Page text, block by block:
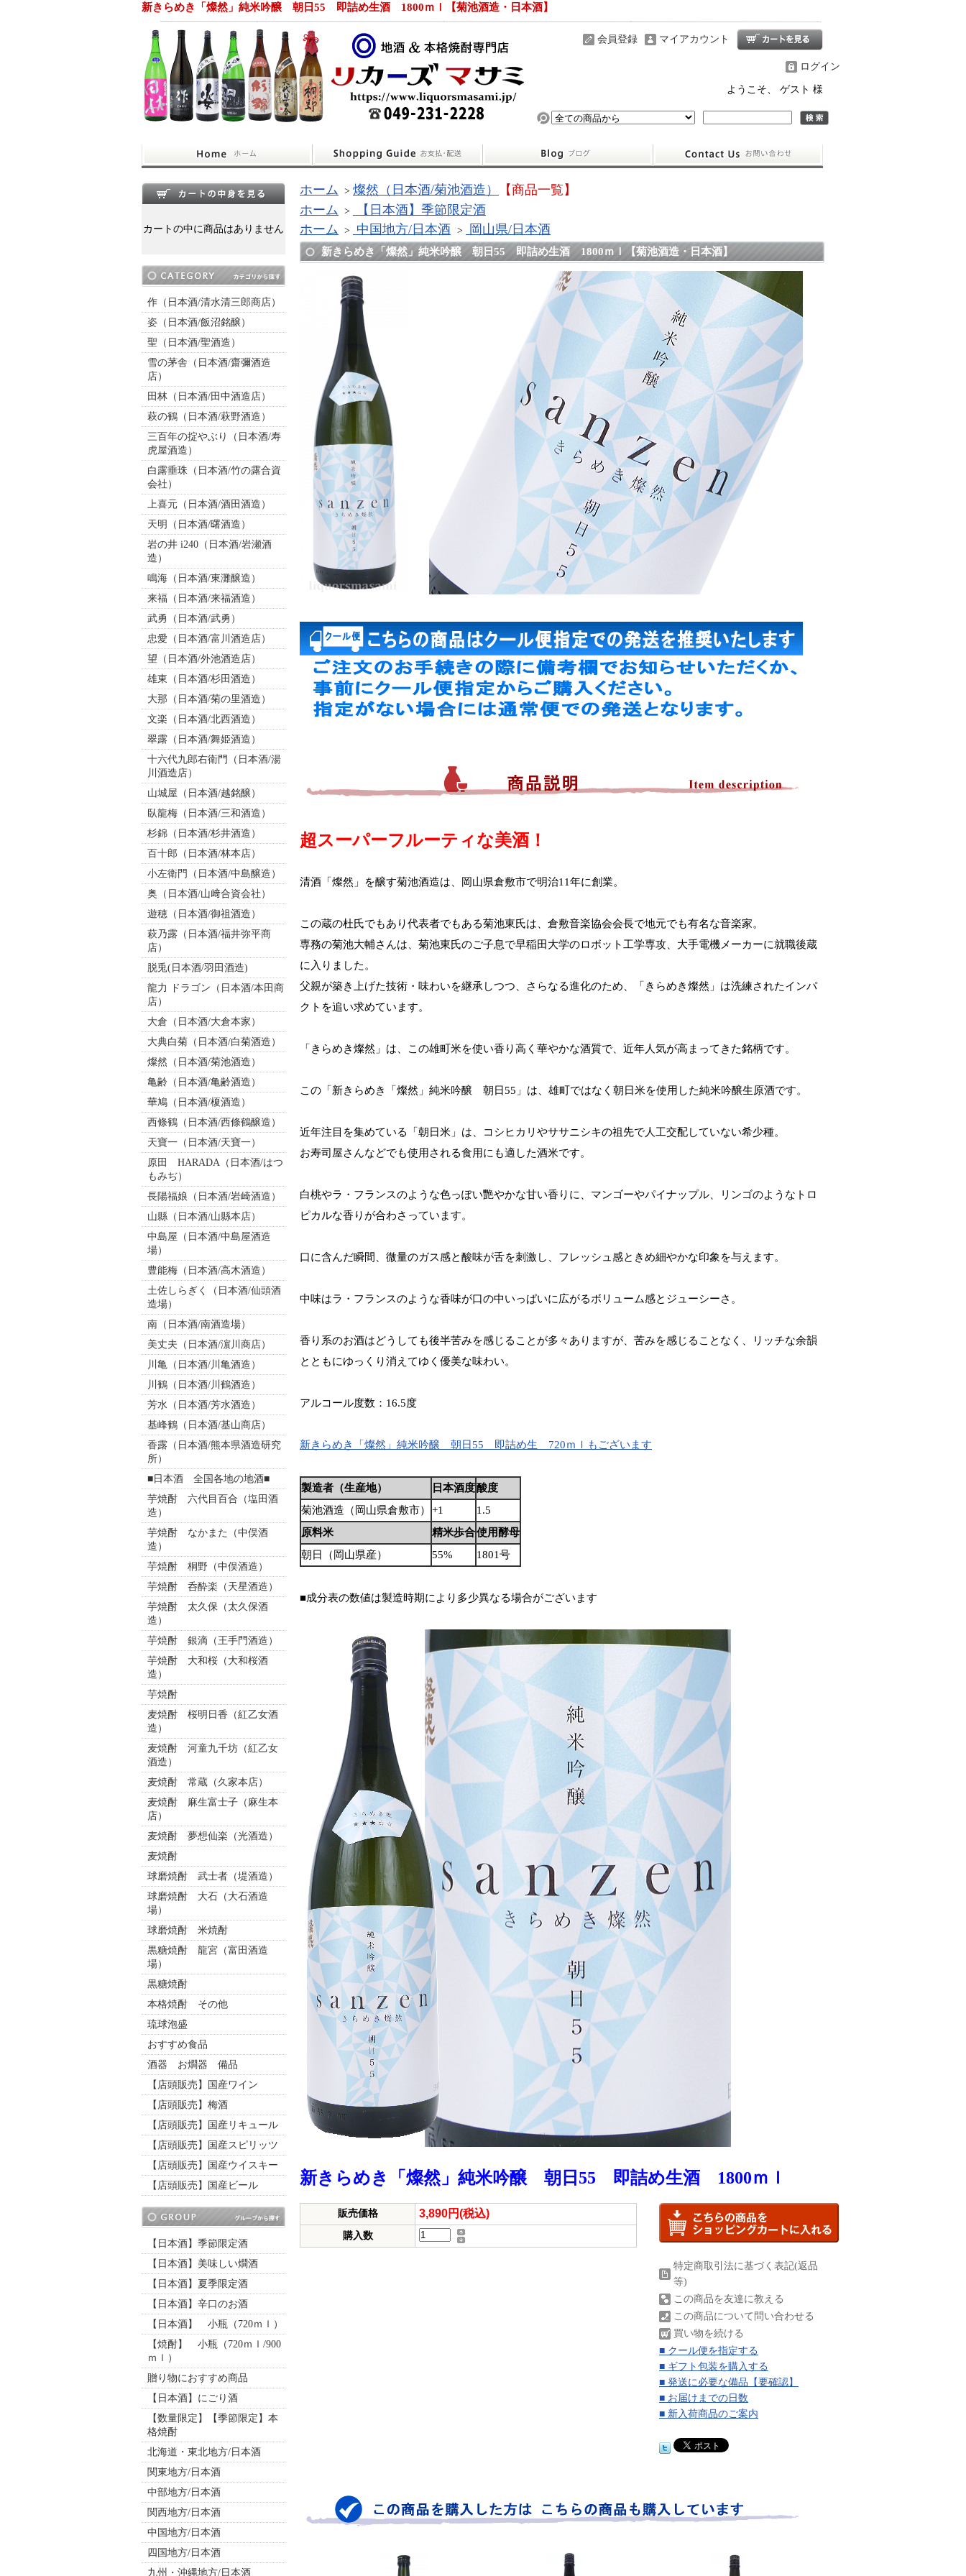
新きらめき「燦然」純米吟醸 朝日55 即詰め生酒 1800ｍｌ【菊池酒造・日本酒】
マイアカウント
会員登録
ログイン
ようこそ、 ゲスト 様
カートの中に商品はありません
作（日本酒/清水清三郎商店）
姿（日本酒/飯沼銘醸）
聖（日本酒/聖酒造）
雪の茅舎（日本酒/齋彌酒造
店）
田林（日本酒/田中酒造店）
萩の鶴（日本酒/萩野酒造）
三百年の掟やぶり（日本酒/寿
虎屋酒造）
白露垂珠（日本酒/竹の露合資
会社）
上喜元（日本酒/酒田酒造）
天明（日本酒/曙酒造）
岩の井 i240（日本酒/岩瀬酒
造）
鳴海（日本酒/東灘醸造）
来福（日本酒/来福酒造）
武勇（日本酒/武勇）
忠愛（日本酒/富川酒造店）
望（日本酒/外池酒造店）
雄東（日本酒/杉田酒造）
大那（日本酒/菊の里酒造）
文楽（日本酒/北西酒造）
翠露（日本酒/舞姫酒造）
十六代九郎右衛門（日本酒/湯
川酒造店）
山城屋（日本酒/越銘醸）
臥龍梅（日本酒/三和酒造）
杉錦（日本酒/杉井酒造）
百十郎（日本酒/林本店）
小左衛門（日本酒/中島醸造）
奥（日本酒/山﨑合資会社）
遊穂（日本酒/御祖酒造）
萩乃露（日本酒/福井弥平商
店）
脱兎(日本酒/羽田酒造)
龍力 ドラゴン（日本酒/本田商
店）
大倉（日本酒/大倉本家）
大典白菊（日本酒/白菊酒造）
燦然（日本酒/菊池酒造）
亀齢（日本酒/亀齢酒造）
華鳩（日本酒/榎酒造）
西條鶴（日本酒/西條鶴醸造）
天寶一（日本酒/天寶一）
原田 HARADA（日本酒/はつ
もみぢ）
長陽福娘（日本酒/岩崎酒造）
山縣（日本酒/山縣本店）
中島屋（日本酒/中島屋酒造
場）
豊能梅（日本酒/高木酒造）
土佐しらぎく（日本酒/仙頭酒
造場）
南（日本酒/南酒造場）
美丈夫（日本酒/濵川商店）
川亀（日本酒/川亀酒造）
川鶴（日本酒/川鶴酒造）
芳水（日本酒/芳水酒造）
基峰鶴（日本酒/基山商店）
香露（日本酒/熊本県酒造研究
所）
■日本酒 全国各地の地酒■
芋焼酎 六代目百合（塩田酒
造）
芋焼酎 なかまた（中俣酒
造）
芋焼酎 桐野（中俣酒造）
芋焼酎 呑酔楽（天星酒造）
芋焼酎 太久保（太久保酒
造）
芋焼酎 銀滴（王手門酒造）
芋焼酎 大和桜（大和桜酒
造）
芋焼酎
麦焼酎 桜明日香（紅乙女酒
造）
麦焼酎 河童九千坊（紅乙女
酒造）
麦焼酎 常蔵（久家本店）
麦焼酎 麻生富士子（麻生本
店）
麦焼酎 夢想仙楽（光酒造）
麦焼酎
球磨焼酎 武士者（堤酒造）
球磨焼酎 大石（大石酒造
場）
球磨焼酎 米焼酎
黒糖焼酎 龍宮（富田酒造
場）
黒糖焼酎
本格焼酎 その他
琉球泡盛
おすすめ食品
酒器 お燗器 備品
【店頭販売】国産ワイン
【店頭販売】梅酒
【店頭販売】国産リキュール
【店頭販売】国産スピリッツ
【店頭販売】国産ウイスキー
【店頭販売】国産ビール
【日本酒】季節限定酒
【日本酒】美味しい燗酒
【日本酒】夏季限定酒
【日本酒】辛口のお酒
【日本酒】 小瓶（720ｍｌ）
【焼酎】 小瓶（720ｍｌ/900
ｍｌ）
贈り物におすすめ商品
【日本酒】にごり酒
【数量限定】【季節限定】本
格焼酎
北海道・東北地方/日本酒
関東地方/日本酒
中部地方/日本酒
関西地方/日本酒
中国地方/日本酒
四国地方/日本酒
九州・沖縄地方/日本酒
ホーム > 燦然（日本酒/菊池酒造）
【商品一覧】
ホーム >
【日本酒】季節限定酒
ホーム > 中国地方/日本酒 > 岡山県/日本酒
新きらめき「燦然」純米吟醸 朝日55 即詰め生酒 1800ｍｌ【菊池酒造・日本酒】
超スーパーフルーティな美酒！
清酒「燦然」を醸す菊池酒造は、岡山県倉敷市で明治11年に創業。
この蔵の杜氏でもあり代表者でもある菊池東氏は、倉敷音楽協会会長で地元でも有名な音楽家。
専務の菊池大輔さんは、菊池東氏のご子息で早稲田大学のロボット工学専攻、大手電機メーカーに就職後蔵
に入りました。
父親が築き上げた技術・味わいを継承しつつ、さらなる進化のため、「きらめき燦然」は洗練されたインパ
クトを追い求めています。
「きらめき燦然」は、この雄町米を使い香り高く華やかな酒質で、近年人気が高まってきた銘柄です。
この「新きらめき「燦然」純米吟醸 朝日55」は、雄町ではなく朝日米を使用した純米吟醸生原酒です。
近年注目を集めている「朝日米」は、コシヒカリやササニシキの祖先で人工交配していない希少種。
お寿司屋さんなどでも使用される食用にも適した酒米です。
白桃やラ・フランスのような色っぽい艷やかな甘い香りに、マンゴーやパイナップル、リンゴのようなトロ
ピカルな香りが合わさっています。
口に含んだ瞬間、微量のガス感と酸味が舌を刺激し、フレッシュ感ときめ細やかな印象を与えます。
中味はラ・フランスのような香味が口の中いっぱいに広がるボリューム感とジューシーさ。
香り系のお酒はどうしても後半苦みを感じることが多々ありますが、苦みを感じることなく、リッチな余韻
とともにゆっくり消えてゆく優美な味わい。
アルコール度数：16.5度
新きらめき「燦然」純米吟醸 朝日55 即詰め生 720ｍｌもございます
製造者（生産地） 日本酒度酸度
菊池酒造（岡山県倉敷市）
+1
1.5
原料米
精米歩合使用酵母
朝日（岡山県産）
55% 1801号
■成分表の数値は製造時期により多少異なる場合がございます
新きらめき「燦然」純米吟醸 朝日55 即詰め生酒 1800ｍｌ
販売価格 3,890円(税込)
購入数
特定商取引法に基づく表記(返品
等)
この商品を友達に教える
この商品について問い合わせる
買い物を続ける
■ クール便を指定する
■ ギフト包装を購入する
■ 発送に必要な備品【要確認】
■ お届けまでの日数
■ 新入荷商品のご案内